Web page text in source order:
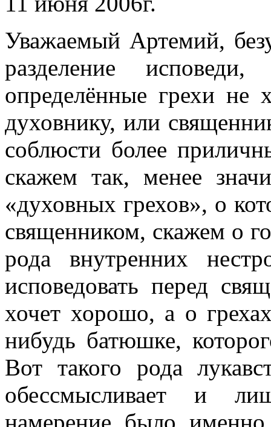
Уважаемый Артемий,
разделение исповеди,
определённые грехи не
духовнику, или
соблюсти более
скажем так, менее
«духовных грехов», о
священником, скажем о
рода внутренних
исповедовать перед
хочет хорошо, а о
нибудь батюшке,
Вот такого рода
обессмысливает и
намерение было